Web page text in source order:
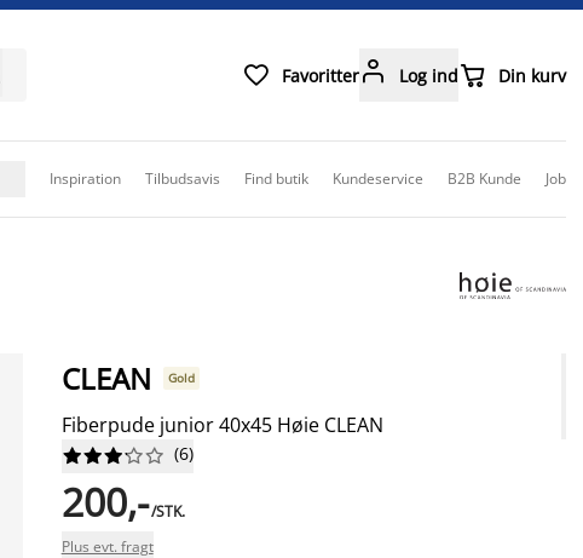
 Favoritter Log ind Din kurv
Inspiration Tilbudsavis Find butik Kundeservice B2B Kunde Job
CLEAN Gold
Fiberpude junior 40x45 Høie CLEAN





 (6)
200,-/STK.
Plus evt. fragt